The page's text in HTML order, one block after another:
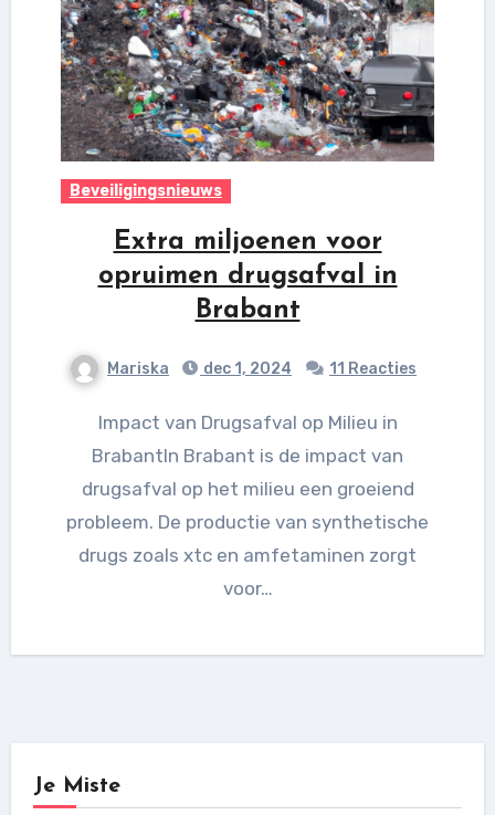
Beveiligingsnieuws
Extra miljoenen voor
opruimen drugsafval in
Brabant
Mariska dec 1, 2024 11 Reacties
Impact van Drugsafval op Milieu in
BrabantIn Brabant is de impact van
drugsafval op het milieu een groeiend
probleem. De productie van synthetische
drugs zoals xtc en amfetaminen zorgt
voor…
Je Miste